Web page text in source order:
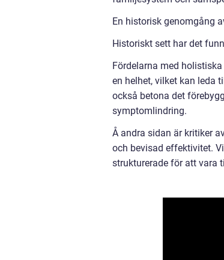
En historisk genomgång
Historiskt sett har det
Fördelarna med
en helhet, vilket kan leda
också betona det
symptomlindring.
Å andra sidan är kritiker
och bevisad effektivitet.
strukturerade för att vara